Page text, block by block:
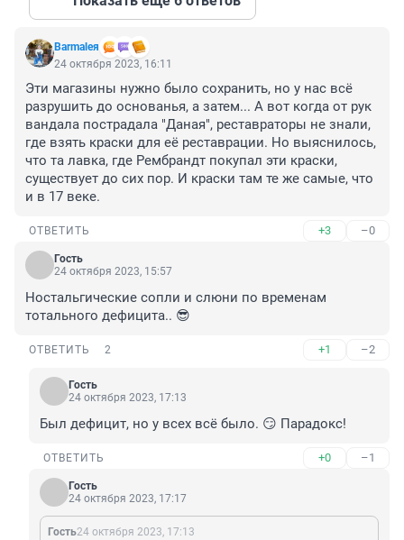
Barmaleя
24 октября 2023, 16:11
Эти магазины нужно было сохранить, но у нас всё
разрушить до основанья, а затем... А вот когда от рук
вандала пострадала "Даная", реставраторы не знали,
где взять краски для её реставрации. Но выяснилось,
что та лавка, где Рембрандт покупал эти краски,
существует до сих пор. И краски там те же самые, что
и в 17 веке.
ОТВЕТИТЬ +3 –0
Гость
24 октября 2023, 15:57
Ностальгические сопли и слюни по временам
тотального дефицита.. 😎
ОТВЕТИТЬ 2 +1 –2
Гость
24 октября 2023, 17:13
Был дефицит, но у всех всё было. 😏 Парадокс!
ОТВЕТИТЬ +0 –1
Гость
24 октября 2023, 17:17
Гость24 октября 2023, 17:13